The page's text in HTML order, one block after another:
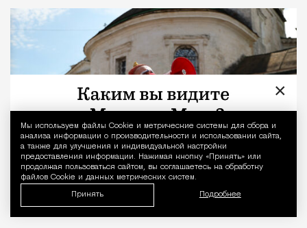
Уведомление
Мы используем файлы Сookie и метрические системы для сбора и
анализа информации о производительности и использовании сайта,
а также для улучшения и индивидуальной настройки
предоставления информации. Нажимая кнопку «Принять» или
продолжая пользоваться сайтом, вы соглашаетесь на обработку
файлов Cookie и данных метрических систем.
Принять Подробнее
×